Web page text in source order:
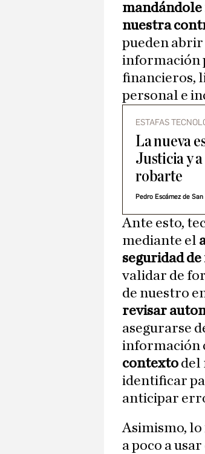
mandándole
nuestra
pueden abrir
información
financieros,
personal e
ESTAFAS
La nueva
Justicia y
robarte
Pedro Escámez de
Ante esto,
mediante el
seguridad
validar de
de nuestro
revisar
asegurarse
información
contexto del
identificar
anticipar
Asimismo,
a poco a